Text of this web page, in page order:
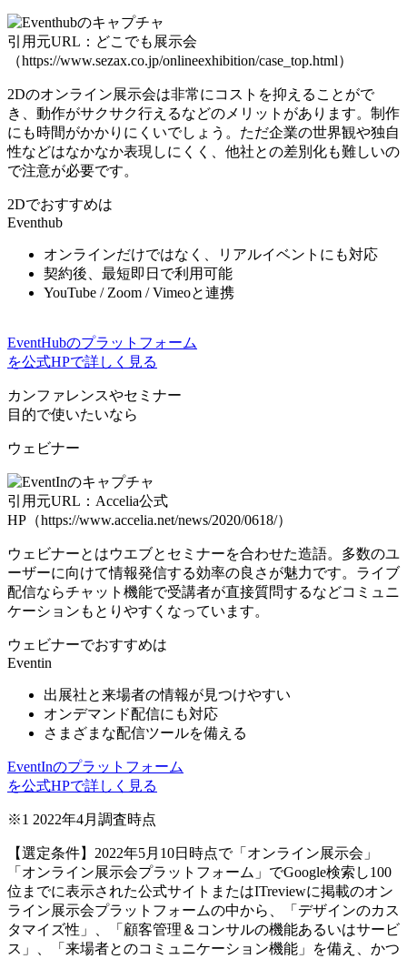
引用元URL：どこでも展示会
（https://www.sezax.co.jp/onlineexhibition/case_top.html）
2Dのオンライン展示会は非常にコストを抑えることがで
き、動作がサクサク行えるなどのメリットがあります。制作
にも時間がかかりにくいでしょう。ただ企業の世界観や独自
性などはなかなか表現しにくく、他社との差別化も難しいの
で注意が必要です。
2Dでおすすめは
Eventhub
オンラインだけではなく、リアルイベントにも対応
契約後、 最短即日 で利用可能
YouTube / Zoom / Vimeoと連携
EventHubのプラットフォーム
を公式HPで詳しく見る
カンファレンスやセミナー
目的で使いたいなら
ウェビナー
引用元URL：Accelia公式
HP（https://www.accelia.net/news/2020/0618/）
ウェビナーとはウエブとセミナーを合わせた造語。多数のユ
ーザーに向けて情報発信する効率の良さが魅力です。ライブ
配信ならチャット機能で受講者が直接質問するなどコミュニ
ケーションもとりやすくなっています。
ウェビナーでおすすめは
Eventin
出展社と来場者の情報が見つけやすい
オンデマンド配信にも対応
さまざまな配信ツールを備える
EventInのプラットフォーム
を公式HPで詳しく見る
※1 2022年4月調査時点
【選定条件】2022年5月10日時点で「オンライン展示会」
「オンライン展示会プラットフォーム」でGoogle検索し100
位までに表示された公式サイトまたはITreviewに掲載のオン
ライン展示会プラットフォームの中から、「デザインのカス
タマイズ性」、「顧客管理＆コンサルの機能あるいはサービ
ス」、「来場者とのコミュニケーション機能」を備え、かつ